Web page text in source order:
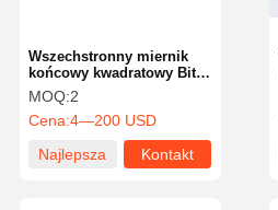
Wszechstronny miernik
końcowy kwadratowy Bity
miernik końcowy
węglowodorny stały
przemysłowy dla
zwiększenia wydajności
MOQ:2
Cena:4—200 USD
Najlepsza
Kontakt